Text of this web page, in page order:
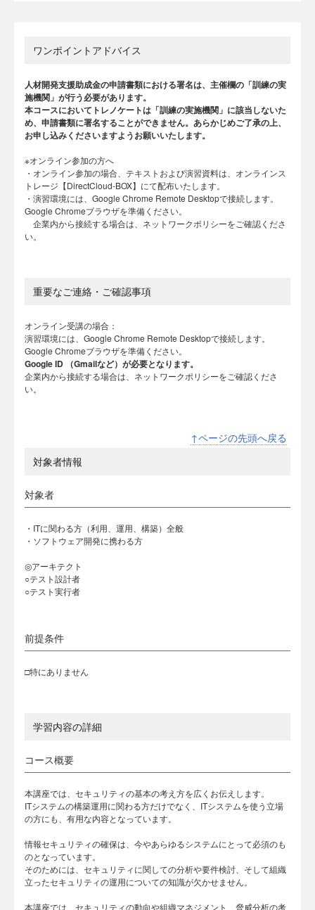
ワンポイントアドバイス
人材開発支援助成金の申請書類における署名は、主催欄の「訓練の実
施機関」が行う必要があります。
本コースにおいてトレノケートは「訓練の実施機関」に該当しないた
め、申請書類に署名することができません。あらかじめご了承の上、
お申し込みくださいますようお願いいたします。
※オンライン参加の方へ
・オンライン参加の場合、テキストおよび演習資料は、オンラインス
トレージ【DirectCloud-BOX】にて配布いたします。
・演習環境には、Google Chrome Remote Desktopで接続します。
Google Chromeブラウザを準備ください。
企業内から接続する場合は、ネットワークポリシーをご確認くださ
い。
重要なご連絡・ご確認事項
オンライン受講の場合：
演習環境には、Google Chrome Remote Desktopで接続します。
Google Chromeブラウザを準備ください。
Google ID （Gmailなど）が必要となります。
企業内から接続する場合は、ネットワークポリシーをご確認くださ
い。
↑ページの先頭へ戻る
対象者情報
対象者
・ITに関わる方（利用、運用、構築）全般
・ソフトウェア開発に携わる方
◎アーキテクト
○テスト設計者
○テスト実行者
前提条件
□特にありません
学習内容の詳細
コース概要
本講座では、セキュリティの基本の考え方を広くお伝えします。
ITシステムの構築運用に関わる方だけでなく、ITシステムを使う立場
の方にも、有用な内容となっています。
情報セキュリティの確保は、今やあらゆるシステムにとって必須のも
のとなっています。
そのためには、セキュリティに関しての分析や要件検討、そして組織
立ったセキュリティの運用についての知識が欠かせません。
本講座では、セキュリティの動向や組織マネジメント、脅威分析の考